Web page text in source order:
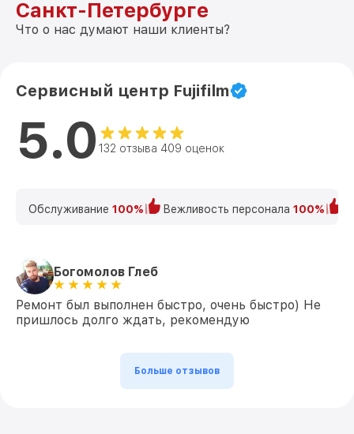
Санкт-Петербурге
Что о нас думают наши клиенты?
Сервисный центр Fujifilm
5.0 132 отзыва 409 оценок
Обслуживание 100% Вежливость персонала 100%
Богомолов Глеб
Ремонт был выполнен быстро, очень быстро) Не
пришлось долго ждать, рекомендую
Больше отзывов